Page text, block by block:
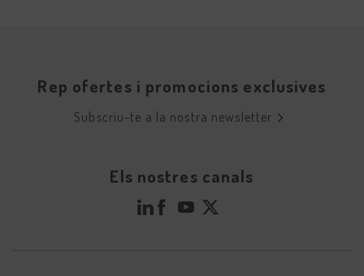
Rep ofertes i promocions exclusives
Subscriu-te a la nostra newsletter
Els nostres canals